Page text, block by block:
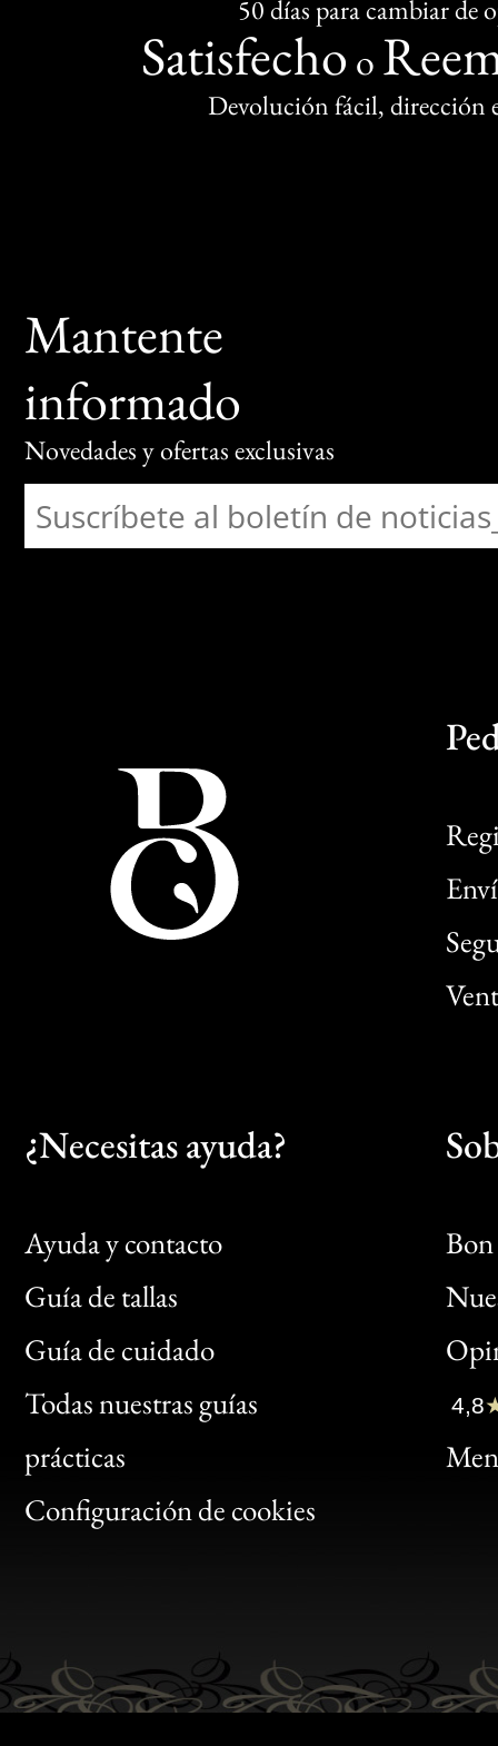
50 días para cambiar de
Satisfecho o
Devolución fácil, dirección
Mantente
informado
Novedades y ofertas exclusivas
¿Necesitas ayuda?
Ayuda y contacto
Guía de tallas
Guía de cuidado
Todas nuestras guías
prácticas
Configuración de cookies
Bon
Clic
Bon
4,8